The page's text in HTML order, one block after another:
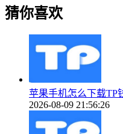
猜你喜欢
苹果手机怎么下载TP
2026-08-09 21:56:26